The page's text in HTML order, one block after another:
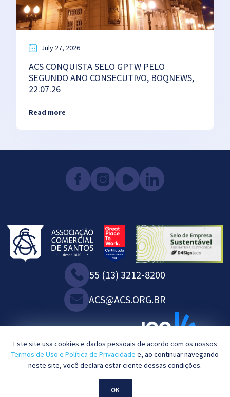
Este site usa cookies e dados pessoais de acordo com os nossos
Termos de Uso e Política de Privacidade e, ao continuar navegando
neste site, você declara estar ciente dessas condições.
OK
July 27, 2026
ACS CONQUISTA SELO GPTW PELO
SEGUNDO ANO CONSECUTIVO, BOQNEWS,
22.07.26
Read more
55 (13) 3212-8200
ACS@ACS.ORG.BR
2023©. All rights reserved.